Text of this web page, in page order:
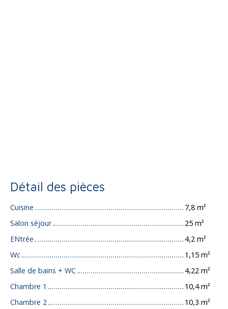
Détail des pièces
Cuisine
7,8 m²
Salon séjour
25 m²
ENtrée
4,2 m²
Wc
1,15 m²
Salle de bains + WC
4,22 m²
Chambre 1
10,4 m²
Chambre 2
10,3 m²